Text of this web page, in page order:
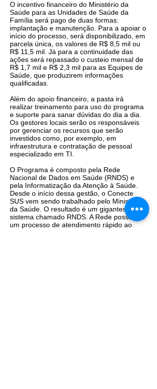
O incentivo financeiro do Ministério da
Saúde para as Unidades de Saúde da
Família será pago de duas formas:
implantação e manutenção. Para a apoiar o
início do processo, será disponibilizado, em
parcela única, os valores de R$ 8,5 mil ou
R$ 11,5 mil. Já para a continuidade das
ações será repassado o custeio mensal de
R$ 1,7 mil e R$ 2,3 mil para as Equipes de
Saúde, que produzirem informações
qualificadas.
Além do apoio financeiro, a pasta irá
realizar treinamento para uso do programa
e suporte para sanar dúvidas do dia a dia.
Os gestores locais serão os responsáveis
por gerenciar os recursos que serão
investidos como, por exemplo, em
infraestrutura e contratação de pessoal
especializado em TI.
O Programa é composto pela Rede
Nacional de Dados em Saúde (RNDS) e
pela Informatização da Atenção à Saúde.
Desde o início dessa gestão, o Conecte
SUS vem sendo trabalhado pelo Ministério
da Saúde. O resultado é um gigantesco
sistema chamado RNDS. A Rede possibilita
um processo de atendimento rápido ao